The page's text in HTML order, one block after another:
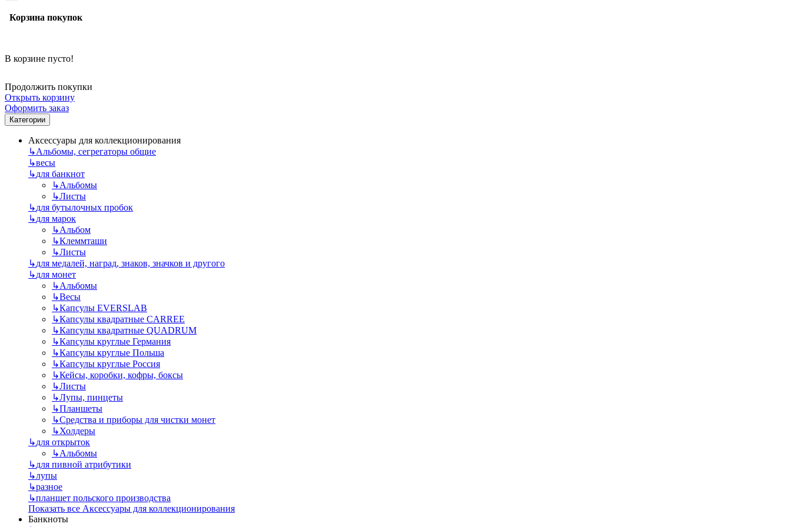
Корзина покупок
В корзине пусто!
Продолжить покупки
Открыть корзину
Оформить заказ
Категории
Аксессуары для коллекционирования
↳Альбомы, сегрегаторы общие
↳весы
↳для банкнот
↳Альбомы
↳Листы
↳для бутылочных пробок
↳для марок
↳Альбом
↳Клеммташи
↳Листы
↳для медалей, наград, знаков, значков и другого
↳для монет
↳Альбомы
↳Весы
↳Капсулы EVERSLAB
↳Капсулы квадратные CARREE
↳Капсулы квадратные QUADRUM
↳Капсулы круглые Германия
↳Капсулы круглые Польша
↳Капсулы круглые Россия
↳Кейсы, коробки, кофры, боксы
↳Листы
↳Лупы, пинцеты
↳Планшеты
↳Средства и приборы для чистки монет
↳Холдеры
↳для открыток
↳Альбомы
↳для пивной атрибутики
↳лупы
↳разное
↳планшет польского производства
Показать все Аксессуары для коллекционирования
Банкноты